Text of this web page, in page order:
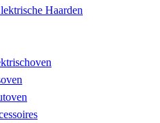
Haarden